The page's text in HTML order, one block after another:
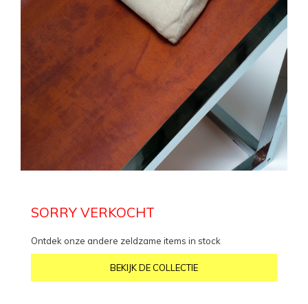
SORRY VERKOCHT
Ontdek onze andere zeldzame items in stock
BEKIJK DE COLLECTIE